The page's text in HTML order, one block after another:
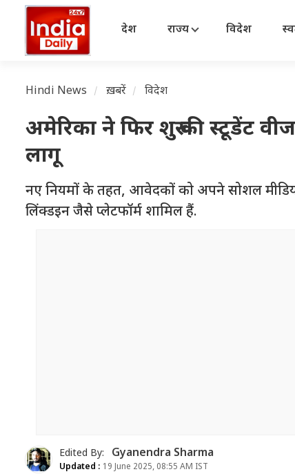
देश राज्य विदेश
Hindi News ख़बरें विदेश
अमेरिका ने फिर शुरू की स्टूडेंट
लागू
नए नियमों के तहत, आवेदकों को अपने सोशल
लिंक्डइन जैसे प्लेटफॉर्म शामिल हैं.
Edited By: Gyanendra Sharma
Updated : 19 June 2025, 08:55 AM IST